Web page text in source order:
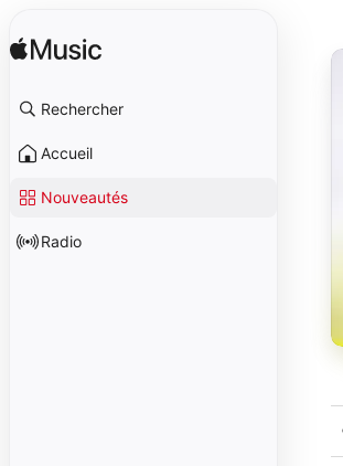
Rechercher
Accueil
Nouveautés
Radio